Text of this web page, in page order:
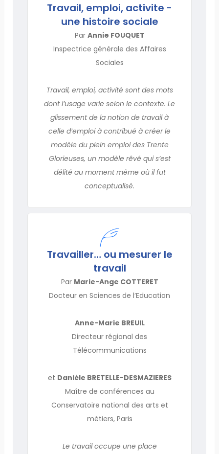
Travail, emploi, activite -
une histoire sociale
Par Annie FOUQUET
Inspectrice générale des Affaires
Sociales
Travail, emploi, activité sont des mots
dont l’usage varie selon le contexte. Le
glissement de la notion de travail à
celle d’emploi à contribué à créer le
modèle du plein emploi des Trente
Glorieuses, un modèle rêvé qui s’est
délité au moment même où il fut
conceptualisé.
Travailler… ou mesurer le
travail
Par Marie-Ange COTTERET
Docteur en Sciences de l’Education
Anne-Marie BREUIL
Directeur régional des
Télécommunications
et Danièle BRETELLE-DESMAZIERES
Maître de conférences au
Conservatoire national des arts et
métiers, Paris
Le travail occupe une place